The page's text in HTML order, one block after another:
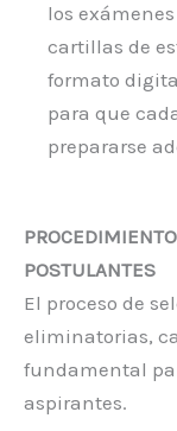
los
cartillas de
formato
para que
prepararse
POSTULANTES
El proceso de
eliminatorias,
fundamental
aspirantes.